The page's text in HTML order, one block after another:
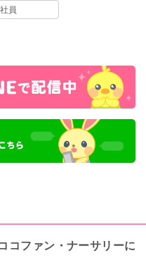
員
コファン・ナーサリーに